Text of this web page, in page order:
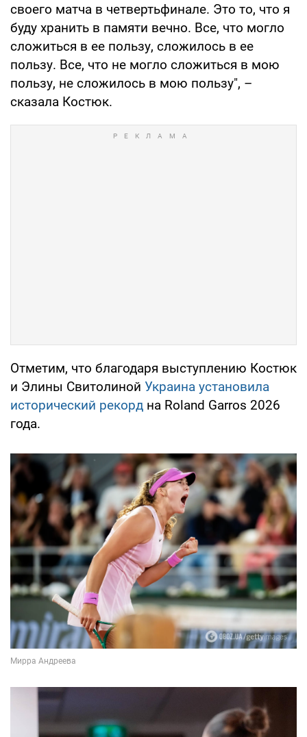
своего матча в четвертьфинале. Это то, что я
буду хранить в памяти вечно. Все, что могло
сложиться в ее пользу, сложилось в ее
пользу. Все, что не могло сложиться в мою
пользу, не сложилось в мою пользу", –
сказала Костюк.
Отметим, что благодаря выступлению Костюк
и Элины Свитолиной Украина установила
исторический рекорд на Roland Garros 2026
года.